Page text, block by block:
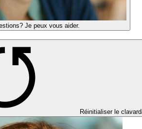
Je peux vous aider.
Réinitialiser le